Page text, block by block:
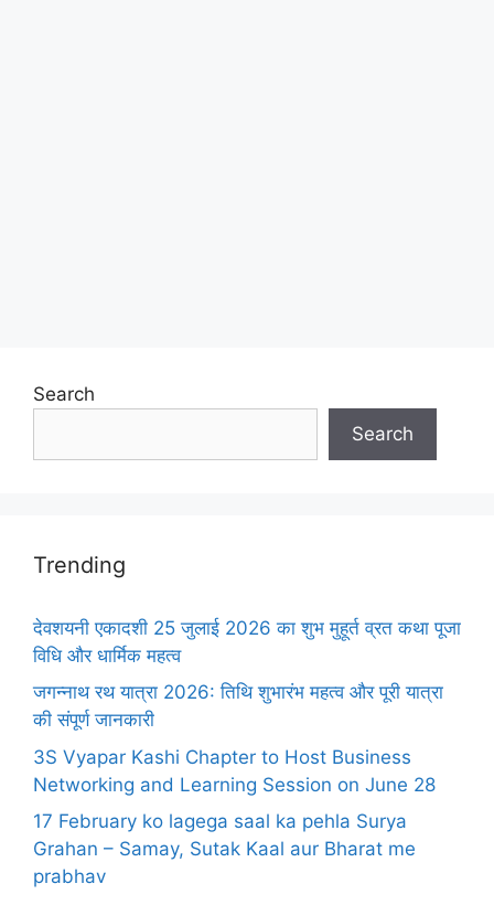
Search
Search
Trending
देवशयनी एकादशी 25 जुलाई 2026 का शुभ मुहूर्त व्रत कथा पूजा
विधि और धार्मिक महत्व
जगन्नाथ रथ यात्रा 2026: तिथि शुभारंभ महत्व और पूरी यात्रा
की संपूर्ण जानकारी
3S Vyapar Kashi Chapter to Host Business
Networking and Learning Session on June 28
17 February ko lagega saal ka pehla Surya
Grahan – Samay, Sutak Kaal aur Bharat me
prabhav